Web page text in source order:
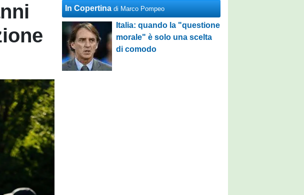
In Copertina di Marco Pompeo
Italia: quando la "questione
morale" è solo una scelta
di comodo